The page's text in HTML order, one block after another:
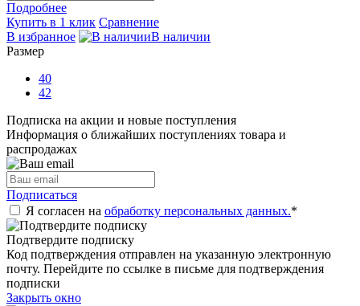
Подробнее
Купить в 1 клик Сравнение
В избранное
В наличии
Размер
40
42
Подписка на акции и новые поступления
Информация о ближайших поступлениях товара и
распродажах
Подписаться
Я согласен на обработку персональных данных.*
Подтвердите подписку
Код подтверждения отправлен на указанную электронную
почту. Перейдите по ссылке в письме для подтверждения
подписки
Закрыть окно